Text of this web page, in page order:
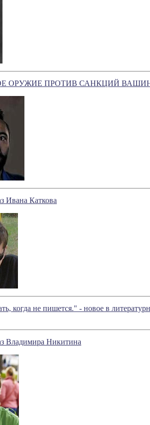
ОРУЖИЕ ПРОТИВ САНКЦИЙ
Ивана Каткова
когда не пишется." - новое в
Владимира Никитина